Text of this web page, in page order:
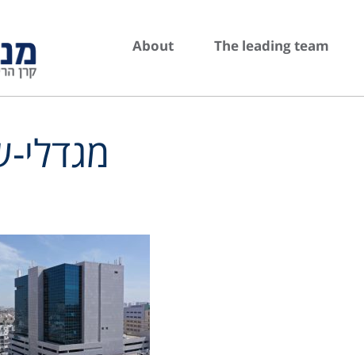
About The leading team
מגדלי-